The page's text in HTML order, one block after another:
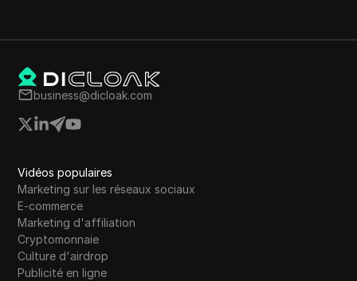
business@dicloak.com
Vidéos populaires
Marketing sur les réseaux sociaux
E-commerce
Marketing d'affiliation
Cryptomonnaie
Culture d'airdrop
Publicité en ligne